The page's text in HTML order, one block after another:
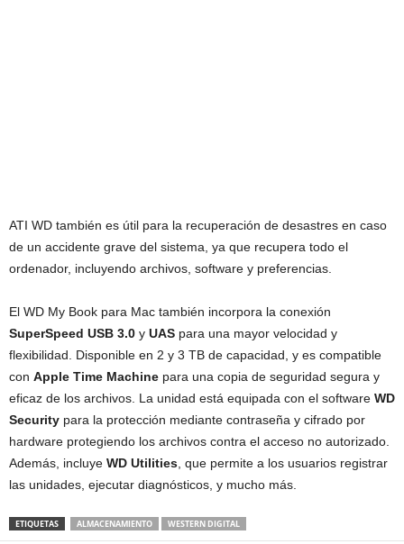
ATI WD también es útil para la recuperación de desastres en caso
de un accidente grave del sistema, ya que recupera todo el
ordenador, incluyendo archivos, software y preferencias.
El WD My Book para Mac también incorpora la conexión
SuperSpeed USB 3.0 y UAS para una mayor velocidad y
flexibilidad. Disponible en 2 y 3 TB de capacidad, y es compatible
con Apple Time Machine para una copia de seguridad segura y
eficaz de los archivos. La unidad está equipada con el software WD
Security para la protección mediante contraseña y cifrado por
hardware protegiendo los archivos contra el acceso no autorizado.
Además, incluye WD Utilities , que permite a los usuarios registrar
las unidades, ejecutar diagnósticos, y mucho más.
ETIQUETAS ALMACENAMIENTO WESTERN DIGITAL